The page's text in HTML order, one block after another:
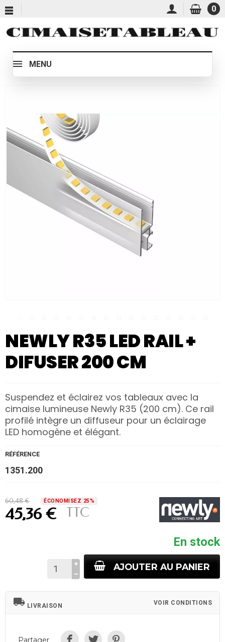
0
MENU
NEWLY R35 LED RAIL +
DIFUSER 200 CM
Suspendez et éclairez vos tableaux avec la
cimaise lumineuse Newly R35 (200 cm). Ce rail
profilé intègre un diffuseur pour un éclairage
LED homogène et élégant.
RÉFÉRENCE
1351.200
60,48 € ÉCONOMISEZ 25%
45,36 € TTC
En stock
AJOUTER AU PANIER
local_shipping LIVRAISON VOIR CONDITIONS
Partager